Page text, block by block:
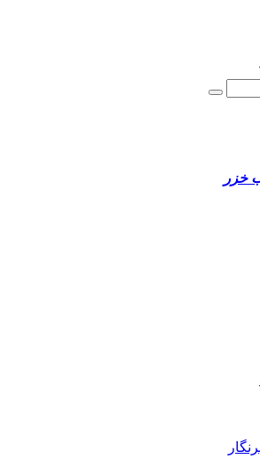
خزر